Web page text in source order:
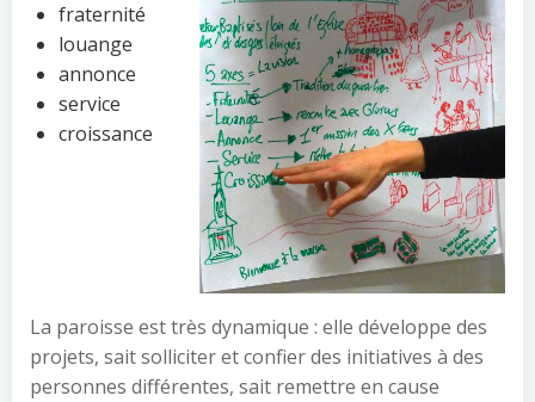
fraternité
louange
annonce
service
croissance
La paroisse est très dynamique : elle développe des
projets, sait solliciter et confier des initiatives à des
personnes différentes, sait remettre en cause